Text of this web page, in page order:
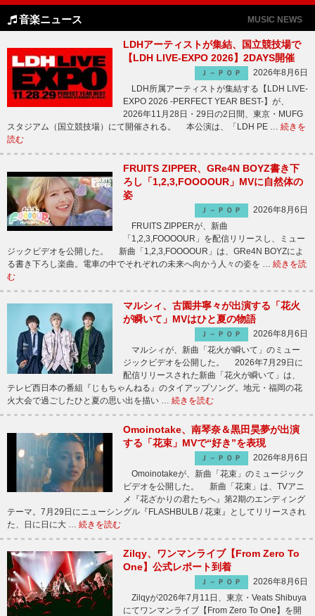
音楽ニュース MUSIC NEWS
LDHアーティストが集結、国立競技場で
【LDH LIVE-EXPO 2026】2DAYS開催
Ｊ－ＰＯＰ
2026年8月6日
LDH所属アーティストが集結する【LDH LIVE-
EXPO 2026 -PERFECT YEAR BEST-】が、
2026年11月28日・29日の2日間、東京・MUFG
スタジアム（国立競技場）にて開催される。 本公演は、「LDH PE … 続きを
読む
FRUITS ZIPPER、GRe4N BOYZ書き下
ろし「1,2,3,FOOOOUR」MVに自然体の
姿
Ｊ－ＰＯＰ
2026年8月6日
FRUITS ZIPPERが、新曲
「1,2,3,FOOOOUR」を配信リリースし、ミュー
ジックビデオを公開した。 新曲「1,2,3,FOOOOUR」は、GRe4N BOYZによ
る書き下ろし楽曲。電車の中でそれぞれの未来へ向かう人々の姿を … 続きを読
む
マルシィ、古園井寧々が出演する「花火
が瞬いて」MVはひと夏の物語
Ｊ－ＰＯＰ
2026年8月6日
マルシィが、新曲「花火が瞬いて」のミュー
ジックビデオを公開した。 2026年7月29日に
配信リリースされた新曲「花火が瞬いて」は、
テレビ西日本の番組『じもちゃんねる』のタイアップソング。地元・福岡の花
火大会で過ごしたひと夏の思い出を描い … 続きを読む
Omoinotake、南琴奈＆黒田昊夢が出演
する「花束」MVで“好き”を表現
Ｊ－ＰＯＰ
2026年8月6日
Omoinotakeが、新曲「花束」のミュージック
ビデオを公開した。 新曲「花束」は、TVアニ
メ『花ざかりの君たちへ』第2期のエンディング
テーマ。7月29日にニューシングル『FLASHBULB / 花束』としてリリースされ
た、日に日に大 … 続きを読む
Zilqy、ワンマンライブ【From Zero To
One】公式レポート到着
Ｊ－ＰＯＰ
2026年8月6日
Zilqyが2026年7月11日、東京・Veats Shibuya
にてワンマンライブ【From Zero To One】を開